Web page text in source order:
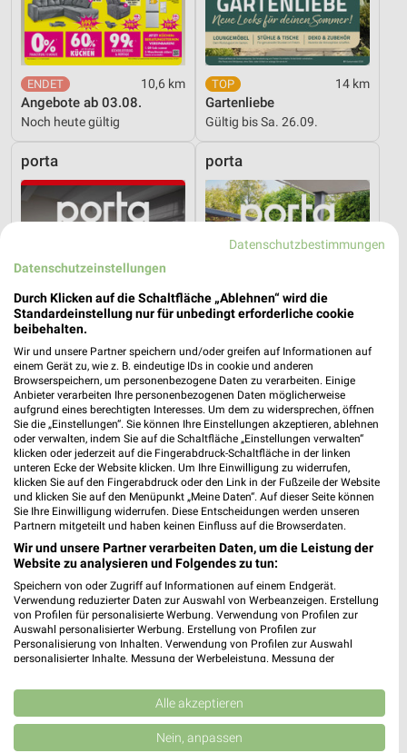
10,6 km
Angebote ab 03.08.
Noch heute gültig
14 km
Gartenliebe
Gültig bis Sa. 26.09.
porta
14,7 km
Super Sale
Gültig bis Sa. 22.08.
porta
14,7 km
Gartenmöbel 2026
Gültig 2026
porta XXXLutz
Datenschutzbestimmungen
Datenschutzeinstellungen
Durch Klicken auf die Schaltfläche „Ablehnen“ wird die
Standardeinstellung nur für unbedingt erforderliche cookie
beibehalten.
Wir und unsere Partner speichern und/oder greifen auf Informationen auf
einem Gerät zu, wie z. B. eindeutige IDs in cookie und anderen
Browserspeichern, um personenbezogene Daten zu verarbeiten. Einige
Anbieter verarbeiten Ihre personenbezogenen Daten möglicherweise
aufgrund eines berechtigten Interesses. Um dem zu widersprechen, öffnen
Sie die „Einstellungen“. Sie können Ihre Einstellungen akzeptieren, ablehnen
oder verwalten, indem Sie auf die Schaltfläche „Einstellungen verwalten“
klicken oder jederzeit auf die Fingerabdruck-Schaltfläche in der linken
unteren Ecke der Website klicken. Um Ihre Einwilligung zu widerrufen,
klicken Sie auf den Fingerabdruck oder den Link in der Fußzeile der Website
und klicken Sie auf den Menüpunkt „Meine Daten“. Auf dieser Seite können
Sie Ihre Einwilligung widerrufen. Diese Entscheidungen werden unseren
Partnern mitgeteilt und haben keinen Einfluss auf die Browserdaten.
Wir und unsere Partner verarbeiten Daten, um die Leistung der
Website zu analysieren und Folgendes zu tun:
Speichern von oder Zugriff auf Informationen auf einem Endgerät.
Verwendung reduzierter Daten zur Auswahl von Werbeanzeigen. Erstellung
von Profilen für personalisierte Werbung. Verwendung von Profilen zur
Auswahl personalisierter Werbung. Erstellung von Profilen zur
Personalisierung von Inhalten. Verwendung von Profilen zur Auswahl
personalisierter Inhalte. Messung der Werbeleistung. Messung der
Kombinationen von Daten aus verschiedenen Quellen. Entwicklung und
Verbesserung der Angebote. Verwendung reduzierter Daten zur Auswahl
von Inhalten.
Daten können außerhalb der Europäischen Union weitergegeben und in die
Alle akzeptieren
Nein, anpassen